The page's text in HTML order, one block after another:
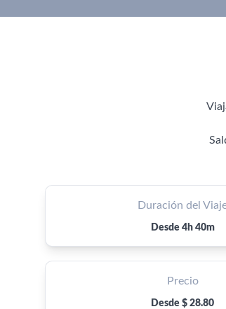
Duración del
Desde 4h 40m
Precio
Desde $ 28.80